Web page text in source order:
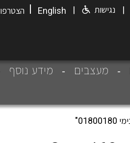
English
| הצטרפו | נגישות |
מעצבים
מידע נוסף